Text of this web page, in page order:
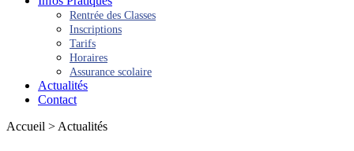
Rentrée des Classes
Inscriptions
Tarifs
Horaires
Assurance scolaire
Actualités
Contact
Accueil > Actualités